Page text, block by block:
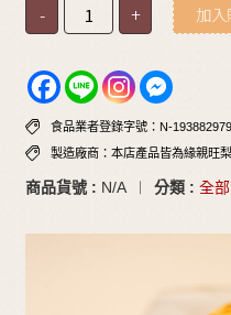
- + 加
食品業者登錄字號：N-
製造廠商：本店產品皆為緣親旺
商品貨號 : N/A 分類 : 全